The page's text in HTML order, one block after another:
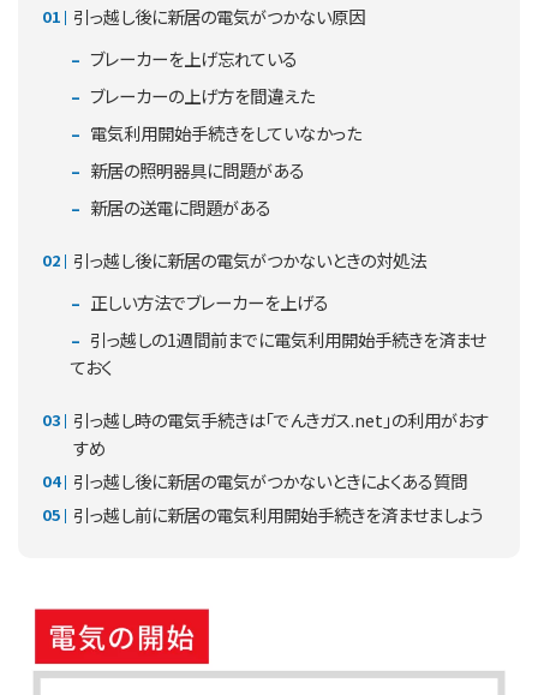
引っ越し後に新居の電気がつかない原因
ブレーカーを上げ忘れている
ブレーカーの上げ方を間違えた
電気利用開始手続きをしていなかった
新居の照明器具に問題がある
新居の送電に問題がある
引っ越し後に新居の電気がつかないときの対処法
正しい方法でブレーカーを上げる
引っ越しの1週間前までに電気利用開始手続きを済ませ
ておく
引っ越し時の電気手続きは「でんきガス.net」の利用がおす
すめ
引っ越し後に新居の電気がつかないときによくある質問
引っ越し前に新居の電気利用開始手続きを済ませましょう